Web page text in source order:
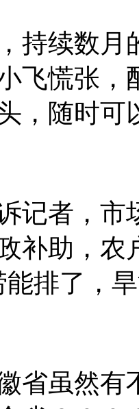
续数月
飞慌张，
，随时可
者，市
补助，农
排了，
虽然有